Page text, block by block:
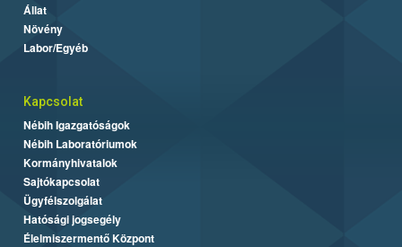
Állat
Növény
Labor/Egyéb
Kapcsolat
Nébih Igazgatóságok
Nébih Laboratóriumok
Kormányhivatalok
Sajtókapcsolat
Ügyfélszolgálat
Hatósági jogsegély
Élelmiszermentő Központ